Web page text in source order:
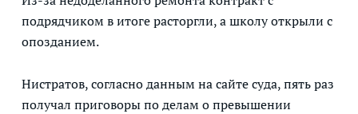
подрядчиком в итоге расторгли, а школу открыли с
опозданием.
Нистратов, согласно данным на сайте суда, пять раз
получал приговоры по делам о превышении